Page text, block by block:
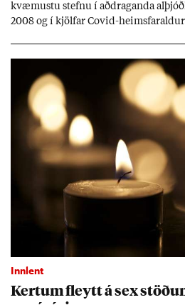
kvæm­ustu stefnu í að­drag­anda
2008 og í kjöl­far Covid-
Innlent
Kert­um fleytt á sex